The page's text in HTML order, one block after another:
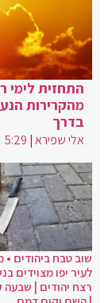
התחזית
מהקרירות
בדרך
אלי שפירא|
5:29
שוב טבח ביהודים •
לעיר יפו מצוידים
רצח יהודים | שבעה